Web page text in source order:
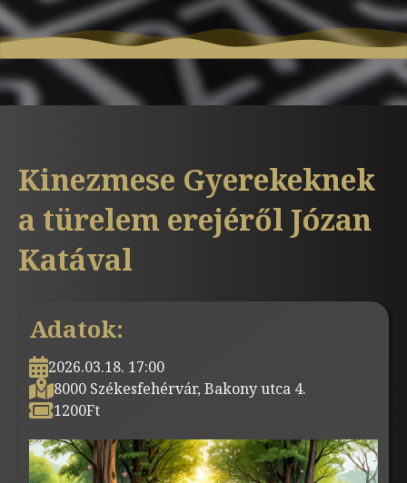
Kinezmese Gyerekeknek
a türelem erejéről Józan
Katával
Adatok:
2026.03.18. 17:00
8000 Székesfehérvár, Bakony utca 4.
1200Ft